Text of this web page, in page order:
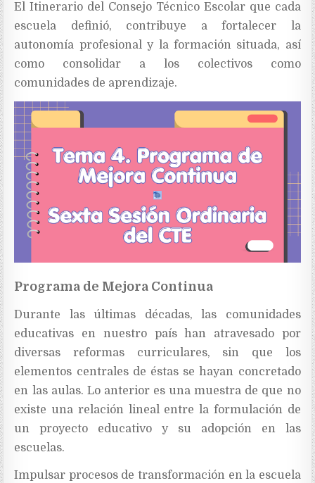
El Itinerario del Consejo Técnico Escolar que cada
escuela definió, contribuye a fortalecer la
autonomía profesional y la formación situada, así
como consolidar a los colectivos como
comunidades de aprendizaje.
Programa de Mejora Continua
Durante las últimas décadas, las comunidades
educativas en nuestro país han atravesado por
diversas reformas curriculares, sin que los
elementos centrales de éstas se hayan concretado
en las aulas. Lo anterior es una muestra de que no
existe una relación lineal entre la formulación de
un proyecto educativo y su adopción en las
escuelas.
Impulsar procesos de transformación en la escuela